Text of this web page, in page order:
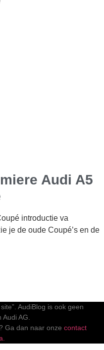
Audi A5
introductie va
je de oude Coupé’s en de
AudiBlog is ook geen
AG.
Ga dan naar onze contact